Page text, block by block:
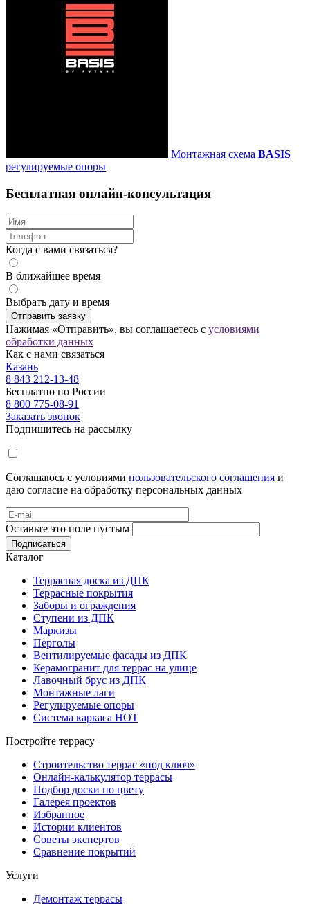
Монтажная схема BASIS
регулируемые опоры
Бесплатная онлайн-консультация
Когда с вами связаться?
В ближайшее время
Выбрать дату и время
Отправить заявку
Нажимая «Отправить», вы соглашаетесь с условиями
обработки данных
Как с нами связаться
Казань
8 843 212-13-48
Бесплатно по России
8 800 775-08-91
Заказать звонок
Подпишитесь на рассылку
Соглашаюсь с условиями пользовательского соглашения и
даю согласие на обработку персональных данных
Оставьте это поле пустым
Подписаться
Каталог
Террасная доска из ДПК
Террасные покрытия
Заборы и ограждения
Ступени из ДПК
Маркизы
Перголы
Вентилируемые фасады из ДПК
Керамогранит для террас на улице
Лавочный брус из ДПК
Монтажные лаги
Регулируемые опоры
Система каркаса НОТ
Постройте террасу
Строительство террас «под ключ»
Онлайн-калькулятор террасы
Подбор доски по цвету
Галерея проектов
Избранное
Истории клиентов
Советы экспертов
Сравнение покрытий
Услуги
Демонтаж террасы